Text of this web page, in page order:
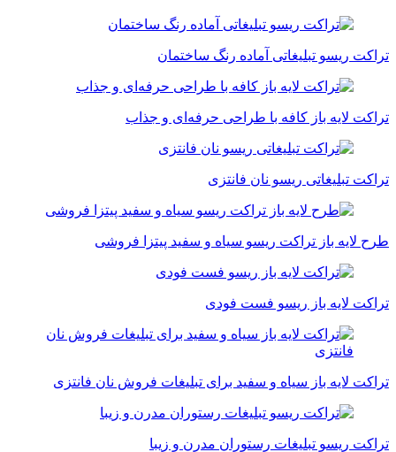
تراکت ریسو تبلیغاتی آماده رنگ ساختمان
تراکت لایه باز کافه با طراحی حرفه‌ای و جذاب
تراکت تبلیغاتی ریسو نان فانتزی
طرح لایه باز تراکت ریسو سیاه و سفید پیتزا فروشی
تراکت لایه باز ریسو فست فودی
تراکت لایه باز سیاه و سفید برای تبلیغات فروش نان فانتزی
تراکت ریسو تبلیغات رستوران مدرن و زیبا